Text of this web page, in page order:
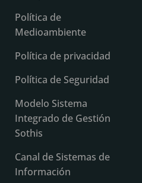
Política de
Medioambiente
Política de privacidad
Política de Seguridad
Modelo Sistema
Integrado de Gestión
Sothis
Canal de Sistemas de
Información